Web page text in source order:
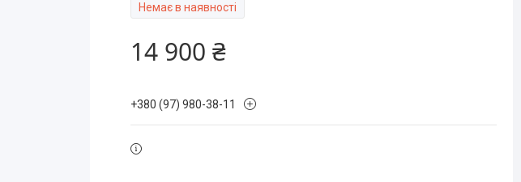
Немає в наявності
14 900 ₴
+380 (97) 980-38-11